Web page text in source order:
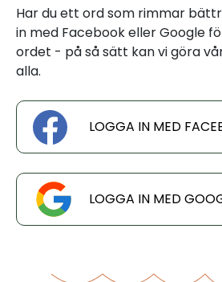
Har du ett ord som rimmar
in med Facebook eller Google
ordet - på så sätt kan vi göra
alla.
LOGGA IN MED
LOGGA IN MED